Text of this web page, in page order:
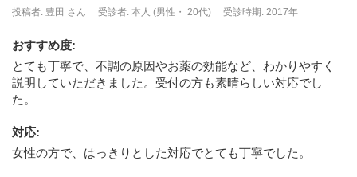
投稿者: 豊田 さん
受診者: 本人 (男性・ 20代) 受診時期: 2017年
おすすめ度:
とても丁寧で、不調の原因やお薬の効能など、わかりやすく
説明していただきました。受付の方も素晴らしい対応でし
た。
対応:
女性の方で、はっきりとした対応でとても丁寧でした。